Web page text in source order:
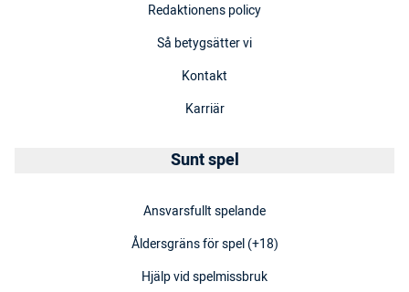
Redaktionens policy
Så betygsätter vi
Kontakt
Karriär
Sunt spel
Ansvarsfullt spelande
Åldersgräns för spel (+18)
Hjälp vid spelmissbruk